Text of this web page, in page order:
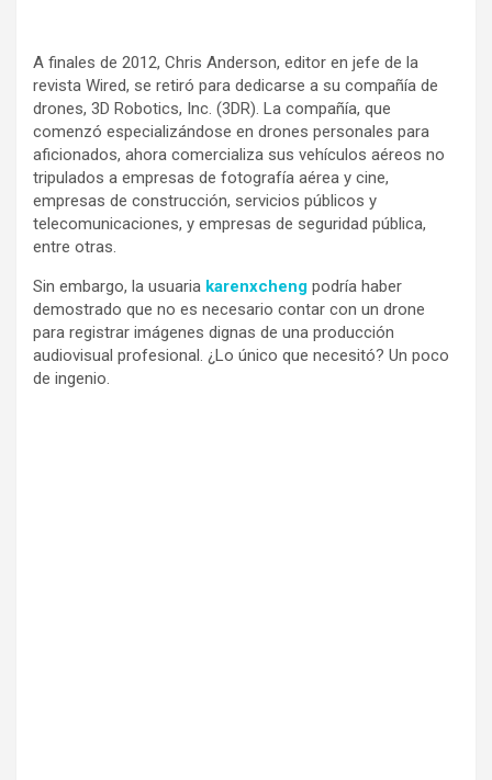
A finales de 2012, Chris Anderson, editor en jefe de la
revista Wired, se retiró para dedicarse a su compañía de
drones, 3D Robotics, Inc. (3DR). La compañía, que
comenzó especializándose en drones personales para
aficionados, ahora comercializa sus vehículos aéreos no
tripulados a empresas de fotografía aérea y cine,
empresas de construcción, servicios públicos y
telecomunicaciones, y empresas de seguridad pública,
entre otras.
Sin embargo, la usuaria karenxcheng podría haber
demostrado que no es necesario contar con un drone
para registrar imágenes dignas de una producción
audiovisual profesional. ¿Lo único que necesitó? Un poco
de ingenio.